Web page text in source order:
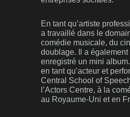
En tant qu’artiste
a travaillé dans le
comédie musicale, du
doublage. Il a également
enregistré un mini
en tant qu’acteur et
Central School of
l’Actors Centre, à la
au Royaume-Uni et en